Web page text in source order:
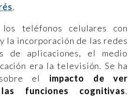
.
teléfonos celulares con
la incorporación de las redes
de aplicaciones, el medio
era la televisión. Se ha
el impacto de ver
funciones cognitivas.